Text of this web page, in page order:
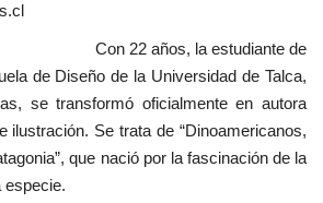
la estudiante de
de Diseño de la Universidad de Talca,
se transformó oficialmente en autora
ilustración. Se trata de “Dinoamericanos,
que nació por la fascinación de la
especie.